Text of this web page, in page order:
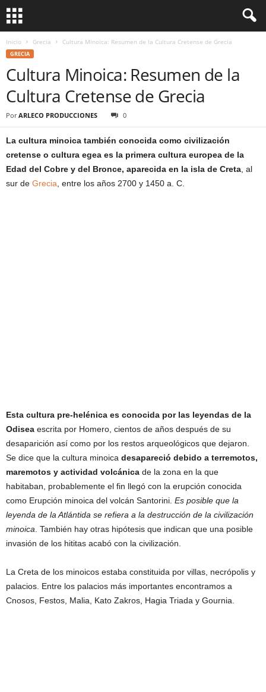
Inicio Grecia Cultura Minoica: Resumen de la Cultura Cretense de Grecia
GRECIA
Cultura Minoica: Resumen de la
Cultura Cretense de Grecia
Por ARLECO PRODUCCIONES 0
La cultura minoica también conocida como civilización
cretense o cultura egea es la primera cultura europea de la
Edad del Cobre y del Bronce, aparecida en la isla de Creta , al
sur de Grecia , entre los años 2700 y 1450 a. C.
Esta cultura pre-helénica es conocida por las leyendas de la
Odisea escrita por Homero, cientos de años después de su
desaparición así como por los restos arqueológicos que dejaron.
Se dice que la cultura minoica desapareció debido a terremotos,
maremotos y actividad volcánica de la zona en la que
habitaban, probablemente el fin llegó con la erupción conocida
como Erupción minoica del volcán Santorini. Es posible que la
leyenda de la Atlántida se refiera a la destrucción de la civilización
minoica . También hay otras hipótesis que indican que una posible
invasión de los hititas acabó con la civilización.
La Creta de los minoicos estaba constituida por villas, necrópolis y
palacios. Entre los palacios más importantes encontramos a
Cnosos, Festos, Malia, Kato Zakros, Hagia Triada y Gournia.